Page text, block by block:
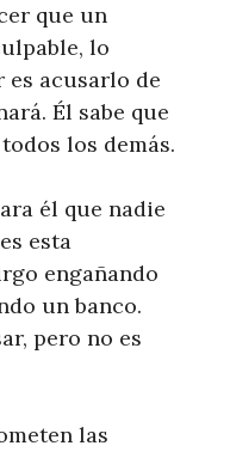
que un
lo
acusarlo de
Él sabe que
los demás.
él que nadie
esta
engañando
un banco.
pero no es
las